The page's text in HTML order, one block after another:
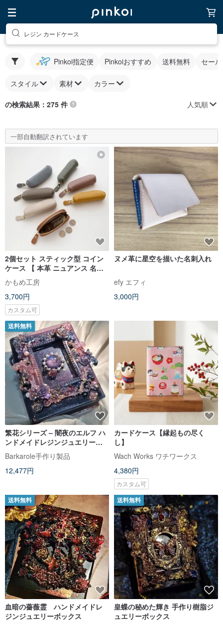
レジン カードケース
Pinkoi指定便 Pinkoiおすすめ 送料無料 セー
スタイル 素材 カラー
の検索結果：275 件 人気順
一部自動翻訳されています
2個セット スティック型 コイン
ケース 【 本革 ニュアンス 名入
れ 】 小銭入れ 小物入れ ミニポ
ーチ ピルケース リップケース ミ
ニ財布 文字入れ HR48
かもめ工房
3,700円
カスタム可
ヌメ革に星空を描いた名刺入れ
efy エフィ
3,000円
送料無料
繁花シリーズ – 闇夜のエルフ ハ
ンドメイドレジンジュエリーボ
ックス
Barkarole手作り製品
12,477円
カードケース【縁起もの尽く
し】
Wach Works ワチワークス
4,380円
カスタム可
送料無料
血暗の薔薇霊 ハンドメイドレ
ジンジュエリーボックス
送料無料
皇蝶の秘めた輝き 手作り樹脂ジ
ュエリーボックス